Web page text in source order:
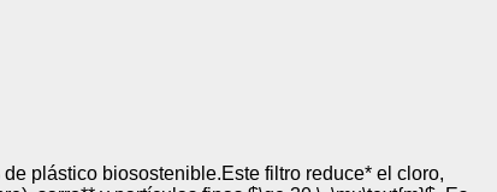
plástico biosostenible.Este filtro reduce* el cloro,